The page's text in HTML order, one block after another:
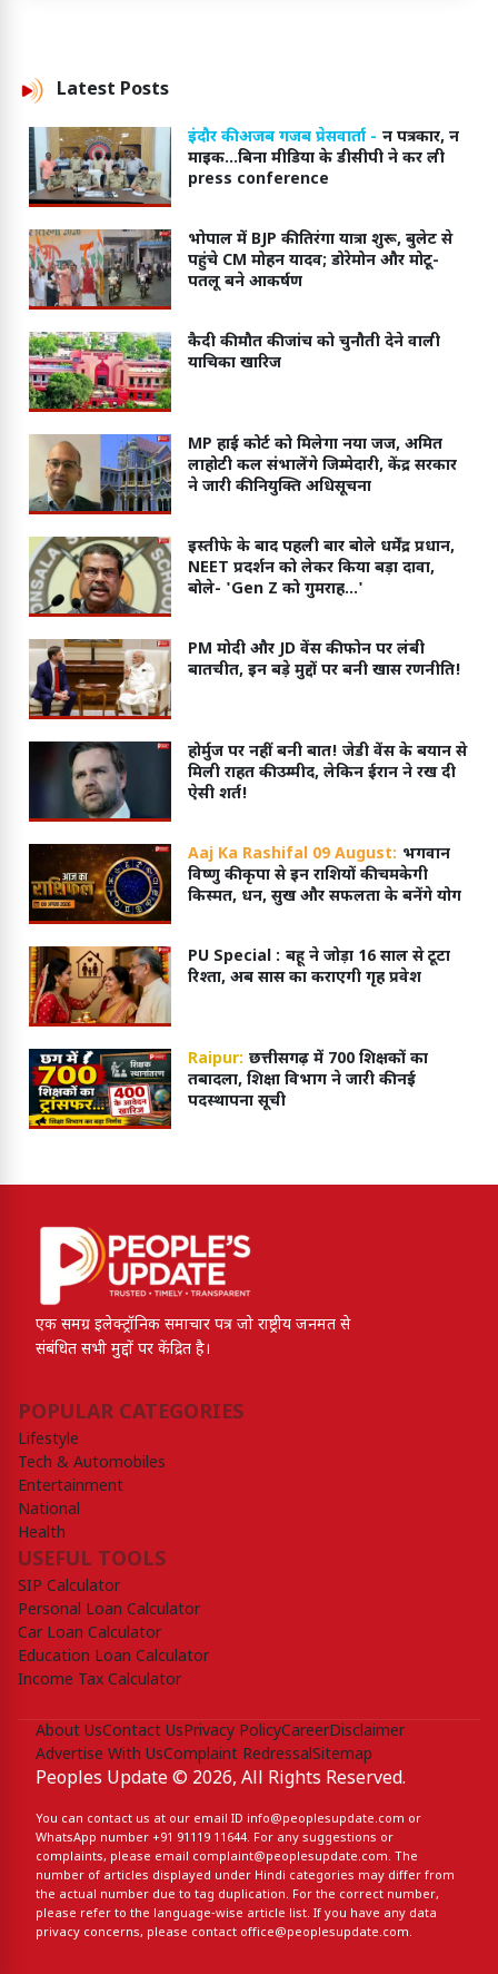
Latest Posts
इंदौर की अजब गजब प्रेसवार्ता - न पत्रकार, न
माइक...बिना मीडिया के डीसीपी ने कर ली
press conference
भोपाल में BJP की तिरंगा यात्रा शुरू, बुलेट से
पहुंचे CM मोहन यादव; डोरेमोन और मोटू-
पतलू बने आकर्षण
कैदी की मौत की जांच को चुनौती देने वाली
याचिका खारिज
MP हाई कोर्ट को मिलेगा नया जज, अमित
लाहोटी कल संभालेंगे जिम्मेदारी, केंद्र सरकार
ने जारी की नियुक्ति अधिसूचना
इस्तीफे के बाद पहली बार बोले धर्मेंद्र प्रधान,
NEET प्रदर्शन को लेकर किया बड़ा दावा,
बोले- 'Gen Z को गुमराह...'
PM मोदी और JD वेंस की फोन पर लंबी
बातचीत, इन बड़े मुद्दों पर बनी खास रणनीति!
होर्मुज पर नहीं बनी बात! जेडी वेंस के बयान से
मिली राहत की उम्मीद, लेकिन ईरान ने रख दी
ऐसी शर्त!
Aaj Ka Rashifal 09 August: भगवान
विष्णु की कृपा से इन राशियों की चमकेगी
किस्मत, धन, सुख और सफलता के बनेंगे योग
PU Special : बहू ने जोड़ा 16 साल से टूटा
रिश्ता, अब सास का कराएगी गृह प्रवेश
Raipur: छत्तीसगढ़ में 700 शिक्षकों का
तबादला, शिक्षा विभाग ने जारी की नई
पदस्थापना सूची
एक समग्र इलेक्ट्रॉनिक समाचार पत्र जो राष्ट्रीय जनमत से
संबंधित सभी मुद्दों पर केंद्रित है।
POPULAR CATEGORIES
Lifestyle
Tech & Automobiles
Entertainment
National
Health
USEFUL TOOLS
SIP Calculator
Personal Loan Calculator
Car Loan Calculator
Education Loan Calculator
Income Tax Calculator
About UsContact UsPrivacy PolicyCareerDisclaimer
Advertise With UsComplaint RedressalSitemap
Peoples Update © 2026, All Rights Reserved.
You can contact us at our email ID info@peoplesupdate.com or
WhatsApp number +91 91119 11644. For any suggestions or
complaints, please email complaint@peoplesupdate.com. The
number of articles displayed under Hindi categories may differ from
the actual number due to tag duplication. For the correct number,
please refer to the language-wise article list. If you have any data
privacy concerns, please contact office@peoplesupdate.com.